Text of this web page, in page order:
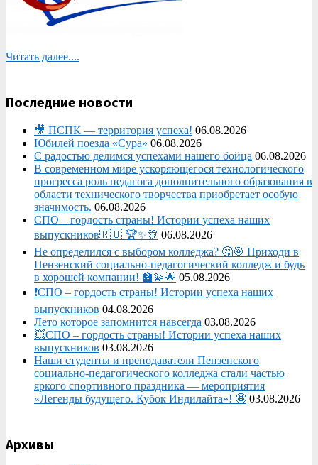
Читать далее....
Последние новости
🎥 ПСПК — территория успеха! 06.08.2026
Юбилей поезда «Сура» 06.08.2026
С радостью делимся успехами нашего бойца 06.08.2026
В современном мире ускоряющегося технологического
прогресса роль педагога дополнительного образования в
области технического творчества приобретает особую
значимость. 06.08.2026
СПО – гордость страны! Истории успеха наших
выпускников🇷🇺 🏆✨🎊 06.08.2026
Не определился с выбором колледжа? 🤔🎯 Приходи в
Пензенский социально-педагогический колледж и будь
в хорошей компании! 🏫💫🌟 05.08.2026
❗СПО – гордость страны! Истории успеха наших
выпускников 04.08.2026
Лето которое запомнится навсегда 03.08.2026
💥СПО – гордость страны! Истории успеха наших
выпускников 03.08.2026
Наши студенты и преподаватели Пензенского
социально‑педагогического колледжа стали частью
яркого спортивного праздника — мероприятия
«Легенды будущего. Кубок Индилайта»! 🤩 03.08.2026
Архивы